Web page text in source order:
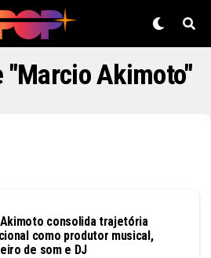
"Marcio Akimoto"
consolida trajetória
como produtor musical,
de som e DJ